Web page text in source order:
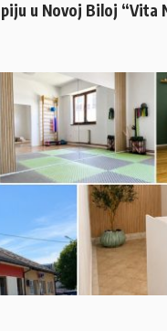
u Novoj Biloj “Vita